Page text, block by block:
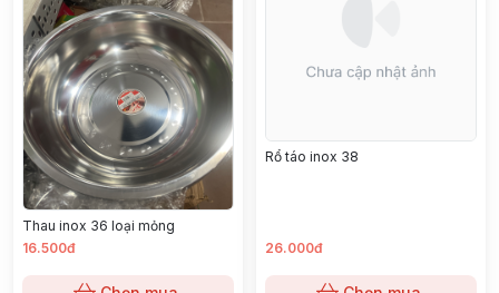
Thau inox 36 loại mỏng
16.500đ
Rổ táo inox 38
26.000đ